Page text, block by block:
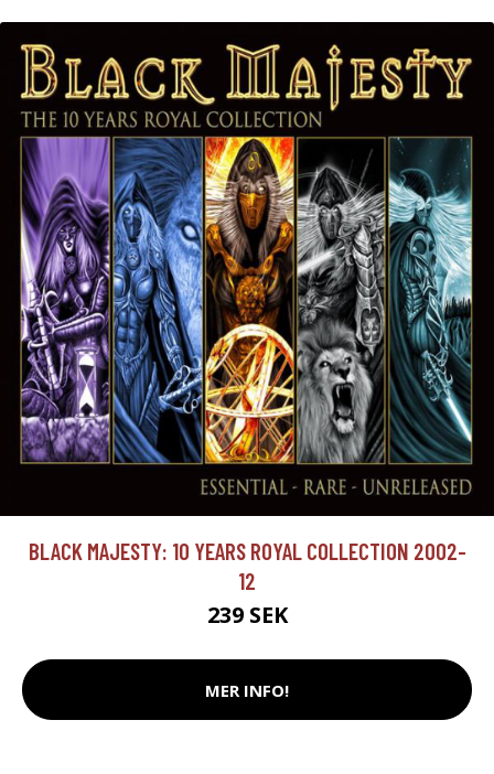
BLACK MAJESTY: 10 YEARS ROYAL COLLECTION 2002-
12
239 SEK
MER INFO!